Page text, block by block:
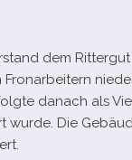
dem
Fronarbeitern
danach als
wurde. Die